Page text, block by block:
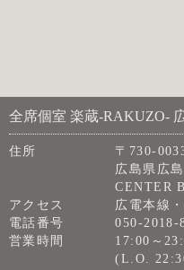
全席個室 楽蔵‐RAKUZO‐
住所
〒730-
広島県広
CENTER
アクセス
広電本線
電話番号
050-2018-
営業時間
17:00～
(L.O.